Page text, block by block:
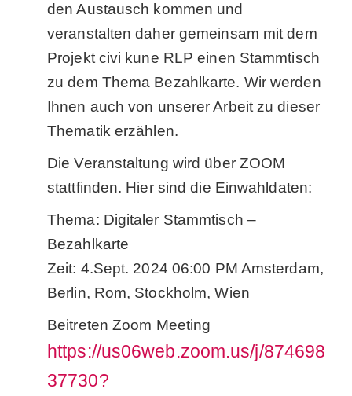
den Austausch kommen und
veranstalten daher gemeinsam mit dem
Projekt civi kune RLP einen Stammtisch
zu dem Thema Bezahlkarte. Wir werden
Ihnen auch von unserer Arbeit zu dieser
Thematik erzählen.
Die Veranstaltung wird über ZOOM
stattfinden. Hier sind die Einwahldaten:
Thema: Digitaler Stammtisch –
Bezahlkarte
Zeit: 4.Sept. 2024 06:00 PM Amsterdam,
Berlin, Rom, Stockholm, Wien
Beitreten Zoom Meeting
https://us06web.zoom.us/j/874698
37730?